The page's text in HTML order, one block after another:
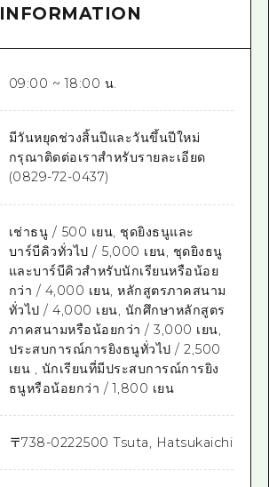
INFORMATION
09:00 ~ 18:00 น.
มีวันหยุดช่วงสิ้นปีและวันขึ้นปีใหม่
กรุณาติดต่อเราสำหรับรายละเอียด
(0829-72-0437)
เช่าธนู / 500 เยน, ชุดยิงธนูและ
บาร์บีคิวทั่วไป / 5,000 เยน, ชุดยิงธนู
และบาร์บีคิวสำหรับนักเรียนหรือน้อย
กว่า / 4,000 เยน, หลักสูตรภาคสนาม
ทั่วไป / 4,000 เยน, นักศึกษาหลักสูตร
ภาคสนามหรือน้อยกว่า / 3,000 เยน,
ประสบการณ์การยิงธนูทั่วไป / 2,500
เยน , นักเรียนที่มีประสบการณ์การยิง
ธนูหรือน้อยกว่า / 1,800 เยน
〒738-0222500 Tsuta, Hatsukaichi